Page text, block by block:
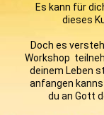
Es kann für
dieses
Doch es
Workshop
deinem Leben
anfangen
du an Gott